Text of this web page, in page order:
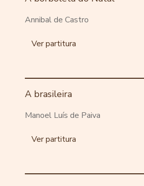
Annibal de Castro
Ver partitura
A brasileira
Manoel Luís de Paiva
Ver partitura